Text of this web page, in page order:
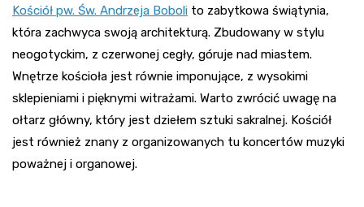
Kościół pw. Św. Andrzeja Boboli to zabytkowa świątynia,
która zachwyca swoją architekturą. Zbudowany w stylu
neogotyckim, z czerwonej cegły, góruje nad miastem.
Wnętrze kościoła jest równie imponujące, z wysokimi
sklepieniami i pięknymi witrażami. Warto zwrócić uwagę na
ołtarz główny, który jest dziełem sztuki sakralnej. Kościół
jest również znany z organizowanych tu koncertów muzyki
poważnej i organowej.